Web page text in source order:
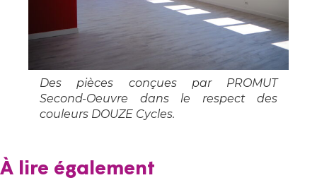
Des pièces conçues par PROMUT
Second-Oeuvre dans le respect des
couleurs DOUZE Cycles.
À lire également